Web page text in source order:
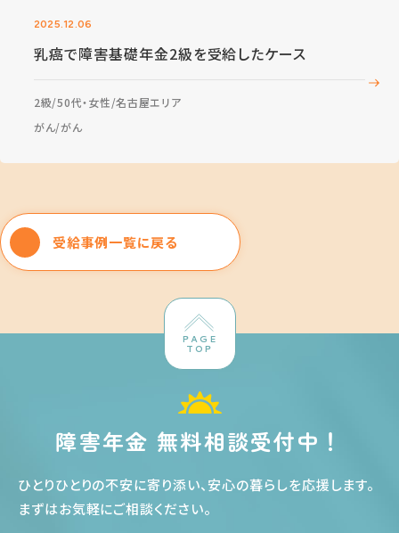
2025.12.06
乳癌で障害基礎年金2級を受給したケース
2級 50代・女性 名古屋エリア
がん がん
受給事例一覧に戻る
PAGE
TOP
障害年金 無料相談受付中！
ひとりひとりの不安に寄り添い、安心の暮らしを応援します。
まずはお気軽にご相談ください。